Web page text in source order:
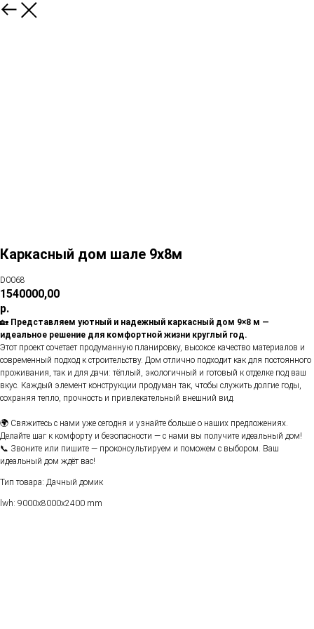
Каркасный дом шале 9х8м
D0068
1540000,00
р.
🏡 Представляем уютный и надежный каркасный дом 9×8 м —
идеальное решение для комфортной жизни круглый год.
Этот проект сочетает продуманную планировку, высокое качество материалов и
современный подход к строительству. Дом отлично подходит как для постоянного
проживания, так и для дачи: тёплый, экологичный и готовый к отделке под ваш
вкус. Каждый элемент конструкции продуман так, чтобы служить долгие годы,
сохраняя тепло, прочность и привлекательный внешний вид.
🌍 Свяжитесь с нами уже сегодня и узнайте больше о наших предложениях.
Делайте шаг к комфорту и безопасности — с нами вы получите идеальный дом!
📞 Звоните или пишите — проконсультируем и поможем с выбором. Ваш
идеальный дом ждёт вас!
Тип товара: Дачный домик
lwh: 9000x8000x2400 mm